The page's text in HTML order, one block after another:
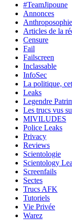
#TeamJipoune
Annonces
Articles de la
Censure
Fail
Failscreen
Inclassable
InfoSec
La politique,
Leaks
Legendre
Les trucs vus
MIVILUDES
Police Leaks
Privacy
Reviews
Scientologie
Scientology
Screenfails
Sectes
Trucs AFK
Tutoriels
Vie Privée
Warez